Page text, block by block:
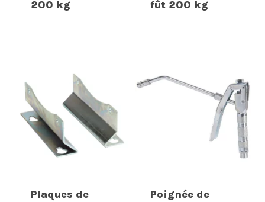
200 kg
fût 200 kg
Plaques de
Poignée de